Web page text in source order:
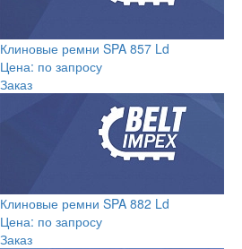
Клиновые ремни SPA 857 Ld
Цена: по запросу
Заказ
Клиновые ремни SPA 882 Ld
Цена: по запросу
Заказ